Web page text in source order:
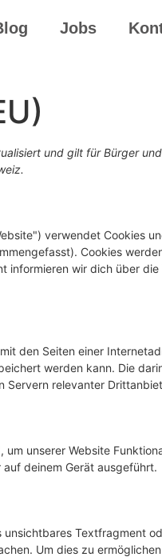
Jobs
und gilt für Bürger
verwendet Cookies
Cookies
wir dich über
den Seiten einer
werden kann. Die
Servern relevanter
unserer Website
deinem Gerät ausgeführt.
Textfragment
Um dies zu